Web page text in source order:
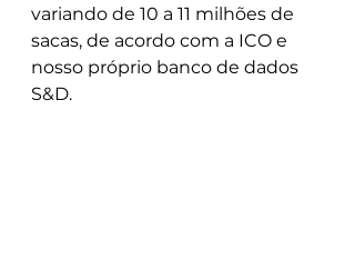
variando de 10 a 11 milhões de
sacas, de acordo com a ICO e
nosso próprio banco de dados
S&D.